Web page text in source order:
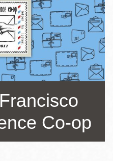
Co-op